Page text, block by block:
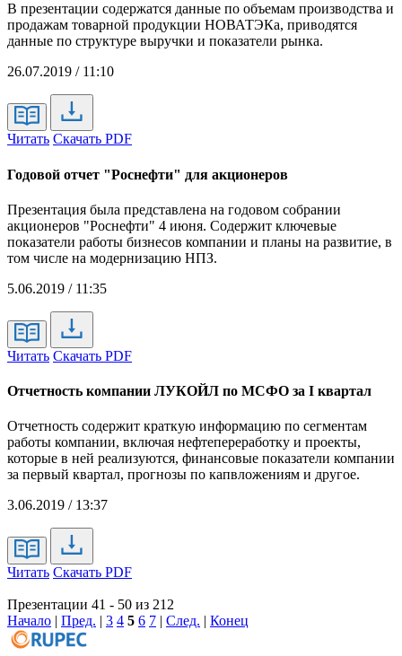
В презентации содержатся данные по объемам производства и
продажам товарной продукции НОВАТЭКа, приводятся
данные по структуре выручки и показатели рынка.
26.07.2019 / 11:10
Читать Скачать PDF
Годовой отчет "Роснефти" для акционеров
Презентация была представлена на годовом собрании
акционеров "Роснефти" 4 июня. Содержит ключевые
показатели работы бизнесов компании и планы на развитие, в
том числе на модернизацию НПЗ.
5.06.2019 / 11:35
Читать Скачать PDF
Отчетность компании ЛУКОЙЛ по МСФО за I квартал
Отчетность содержит краткую информацию по сегментам
работы компании, включая нефтепереработку и проекты,
которые в ней реализуются, финансовые показатели компании
за первый квартал, прогнозы по капвложениям и другое.
3.06.2019 / 13:37
Читать Скачать PDF
Презентации 41 - 50 из 212
Начало | Пред. | 3 4 5 6 7 | След. | Конец